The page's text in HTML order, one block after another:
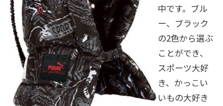
中です。ブル
ー、ブラック
の2色から選ぶ
ことができ、
スポーツ大好
き、かっこい
いもの大好き